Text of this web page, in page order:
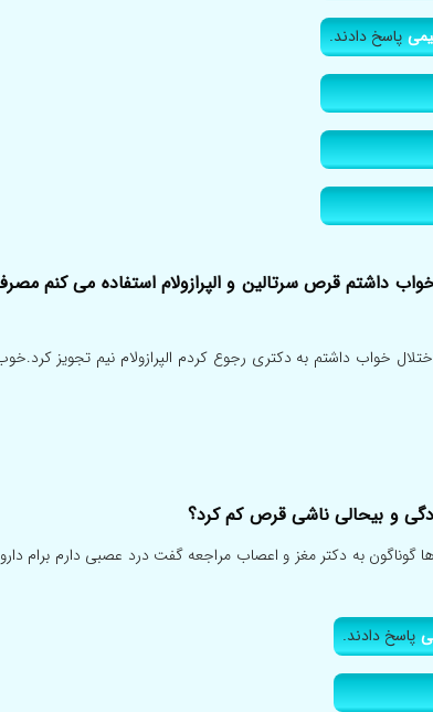
پاسخ دادند.
داشتم قرص سرتالین و الپرازولام استفاده می کنم
خواب داشتم به دکتری رجوع کردم الپرازولام نیم تجویز
و بیحالی ناشی قرص کم کرد؟
به دکتر مغز و اعصاب مراجعه گفت درد عصبی دارم برام دارو
پاسخ دادند.